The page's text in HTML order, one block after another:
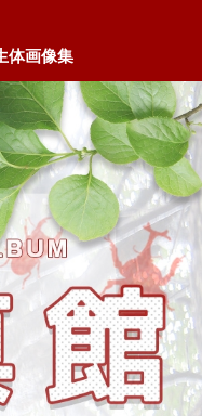
体画像集